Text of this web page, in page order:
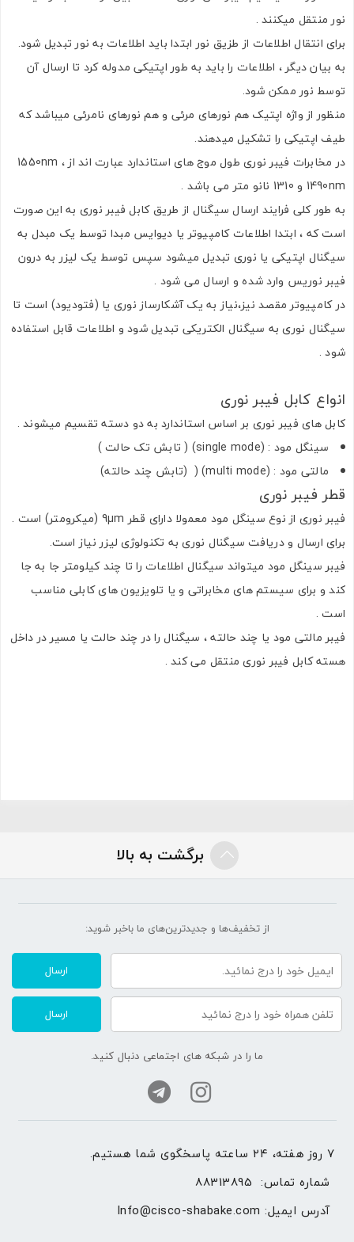
نور منتقل میکنند .
برای انتقال اطلاعات از طزیق نور ابتدا باید اطلاعات به نور تبدیل شود.
به بیان دیگر ، اطلاعات را باید به طور اپتیکی مدوله کرد تا ارسال آن
توسط نور ممکن شود.
منظور از واژه اپتیک هم نورهای مرئی و هم نورهای نامرئی میباشد که
طیف اپتیکی را تشکیل میدهند.
در مخابرات فیبر نوری طول موج های استاندارد عبارت اند از 1550nm ،
1490nm و 1310 نانو متر می باشد .
به طور کلی فرایند ارسال سیگنال از طریق کابل فیبر نوری به این صورت
است که ، ابتدا اطلاعات کامپیوتر یا دیوایس مبدا توسط یک مبدل به
سیگنال اپتیکی یا نوری تبدیل میشود سپس توسط یک لیزر به درون
فیبر نوریس وارد شده و ارسال می شود .
در کامپیوتر مقصد نیز،نیاز به یک آشکارساز نوری یا (فتودیود) است تا
سیگنال نوری به سیگنال الکتریکی تبدیل شود و اطلاعات قابل استفاده
شود .
انواع کابل فیبر نوری
کابل های فیبر نوری بر اساس استاندارد به دو دسته تقسیم میشوند .
سینگل مود : (single mode) ( تابش تک حالت )
مالتی مود : (multi mode) ( (تابش چند حالته)
قطر فیبر نوری
فیبر نوری از نوع سینگل مود معمولا دارای قطر 9µm (میکرومتر) است .
برای ارسال و دریافت سیگنال نوری به تکنولوژی لیزر نیاز است.
فیبر سینگل مود میتواند سیگنال اطلاعات را تا چند کیلومتر جا به جا
کند و برای سیستم های مخابراتی و یا تلویزیون های کابلی مناسب
است .
فیبر مالتی مود یا چند حالته ، سیگنال را در چند حالت یا مسیر در داخل
هسته کابل فیبر نوری منتقل می کند .
برگشت به بالا
از تخفیف‌ها و جدیدترین‌های ما‌ باخبر شوید:
ارسال
ارسال
ما را در شبکه های اجتماعی دنبال کنید.
۷ روز هفته، ۲۴ ساعته پاسخگوی شما هستیم.
شماره تماس: 88313895
آدرس ایمیل: Info@cisco-shabake.com
اشتراک گذاری در شبکه های اجتماعی
ارسال به ایمیل
ارسال